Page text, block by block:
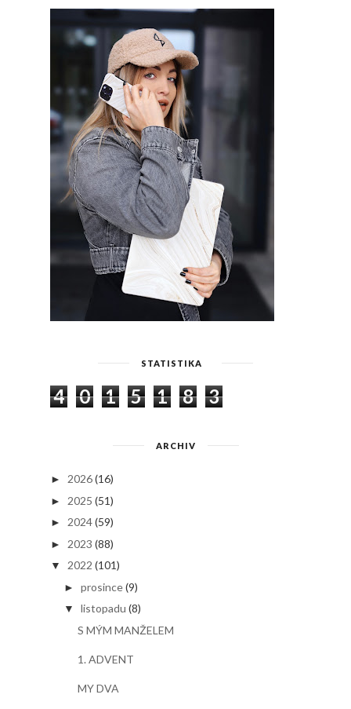
STATISTIKA
4 0 1 5 1 8 3
ARCHIV
► 2026(16)
► 2025 (51)
► 2024(59)
► 2023 (88)
▼ 2022 (101)
► prosince(9)
▼ listopadu (8)
S MÝM MANŽELEM
1. ADVENT
MY DVA